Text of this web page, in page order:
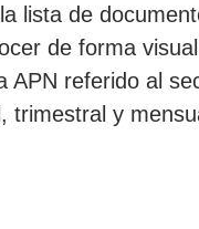
lista de
de forma
APN referido al
trimestral y